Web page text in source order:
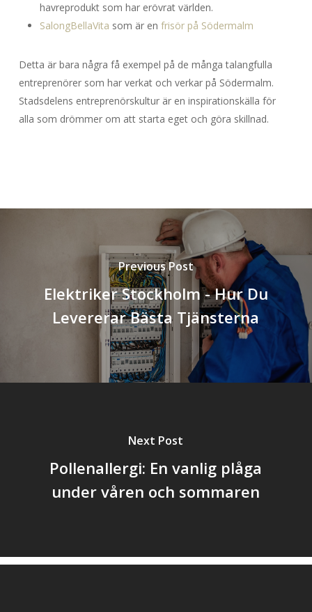
havreprodukt som har erövrat världen.
SalongBellaVita som är en frisör på Södermalm
Detta är bara några få exempel på de många talangfulla
entreprenörer som har verkat och verkar på Södermalm.
Stadsdelens entreprenörskultur är en inspirationskälla för
alla som drömmer om att starta eget och göra skillnad.
Previous Post
Elektriker Stockholm - Hur Du
Levererar Bästa Tjänsterna
Next Post
Pollenallergi: En vanlig plåga
under våren och sommaren